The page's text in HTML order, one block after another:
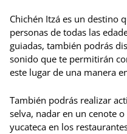
Chichén Itzá es un destino
personas de todas las
guiadas, también podrás
sonido que te permitirán
este lugar de una manera
También podrás realizar
selva, nadar en un cenote
yucateca en los